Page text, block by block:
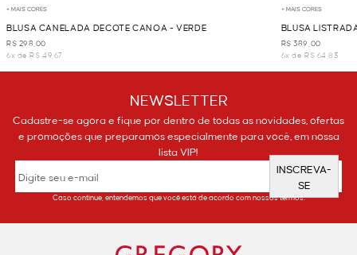
+ MAIS CORES
BLUSA CANELADA DECOTE CANOA - VERDE
R$ 298,00
6x de R$ 49,67
+ MAIS CORES
BLUSA
R$ 389,00
6x de R$ 64,83
NEWSLETTER
Cadastre-se agora e fique por dentro de todas as novidades, ofertas
e promoções que preparamos especialmente para você, em nossa
lista VIP!
INSCREVA-
SE
Caso continue, entendemos que você está de acordo com nossos termos.